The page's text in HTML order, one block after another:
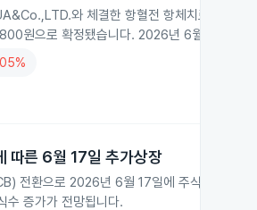
와 체결한 항혈전 항체치료제 클로
원으로 확정됐습니다. 2026년 6월 17일 기
따른 6월 17일 추가상장
전환으로 2026년 6월 17일에 주식 추가상
수 증가가 전망됩니다.